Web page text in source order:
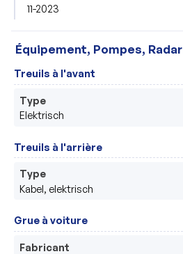
11-2023
Équipement, Pompes, Radar
Treuils à l'avant
Type
Elektrisch
Treuils à l'arrière
Type
Kabel, elektrisch
Grue à voiture
Fabricant